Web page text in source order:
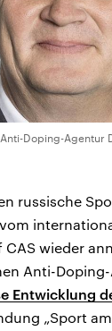
Doping-Agentur
russische
wieder
Anti-
Entwicklung
„Sport